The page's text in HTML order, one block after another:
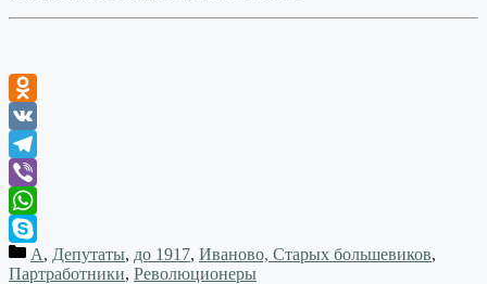
Odnoklassniki
VK
Telegram
Viber
WhatsApp
Skype
А, Депутаты, до 1917, Иваново, Старых большевиков,
Партработники, Революционеры